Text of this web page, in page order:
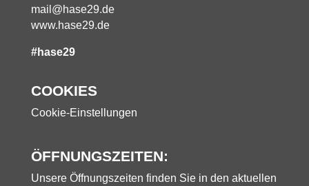
mail@hase29.de
www.hase29.de
#hase29
COOKIES
Cookie-Einstellungen
ÖFFNUNGSZEITEN:
Unsere Öffnungszeiten finden Sie in den aktuellen